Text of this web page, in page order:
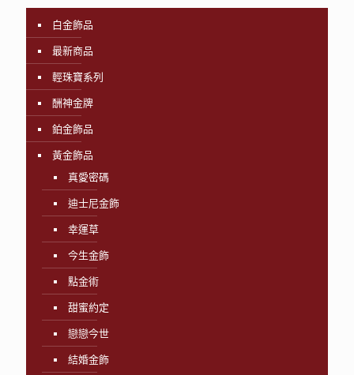
白金飾品
最新商品
輕珠寶系列
酬神金牌
鉑金飾品
黃金飾品
真愛密碼
迪士尼金飾
幸運草
今生金飾
點金術
甜蜜約定
戀戀今世
結婚金飾